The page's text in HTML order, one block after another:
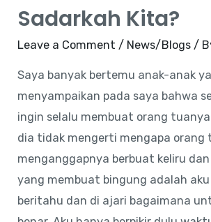
Tua
Sadarkah Kita?
Leave a Comment / News/Blogs /
Saya banyak bertemu anak-anak
menyampaikan pada saya bahwa
ingin selalu membuat orang
dia tidak mengerti mengapa orang
menganggapnya berbuat keliru dan
yang membuat bingung adalah
beritahu dan di ajari bagaimana